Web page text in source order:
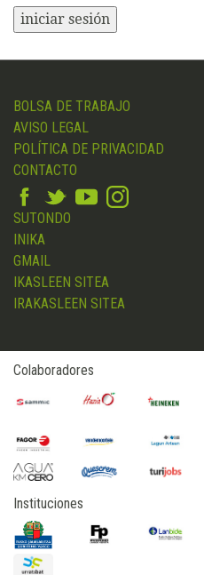
iniciar sesión
BOLSA DE TRABAJO
AVISO LEGAL
POLÍTICA DE PRIVACIDAD
CONTACTO
SUTONDO
INIKA
GMAIL
IKASLEEN SITEA
IRAKASLEEN SITEA
Colaboradores
Instituciones